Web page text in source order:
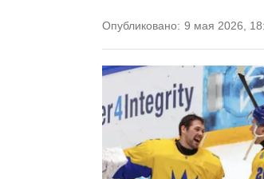
Опубликовано: 9 мая 2026,